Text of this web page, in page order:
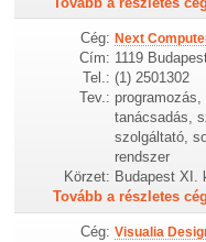
Cég: Next
Cím: 1119
Tel.: (1) 2501302
Tev.:
tanácsadás,
szolgáltató,
rendszer
Körzet: Budapest XI.
Tovább a részletes
Cég: Visualia